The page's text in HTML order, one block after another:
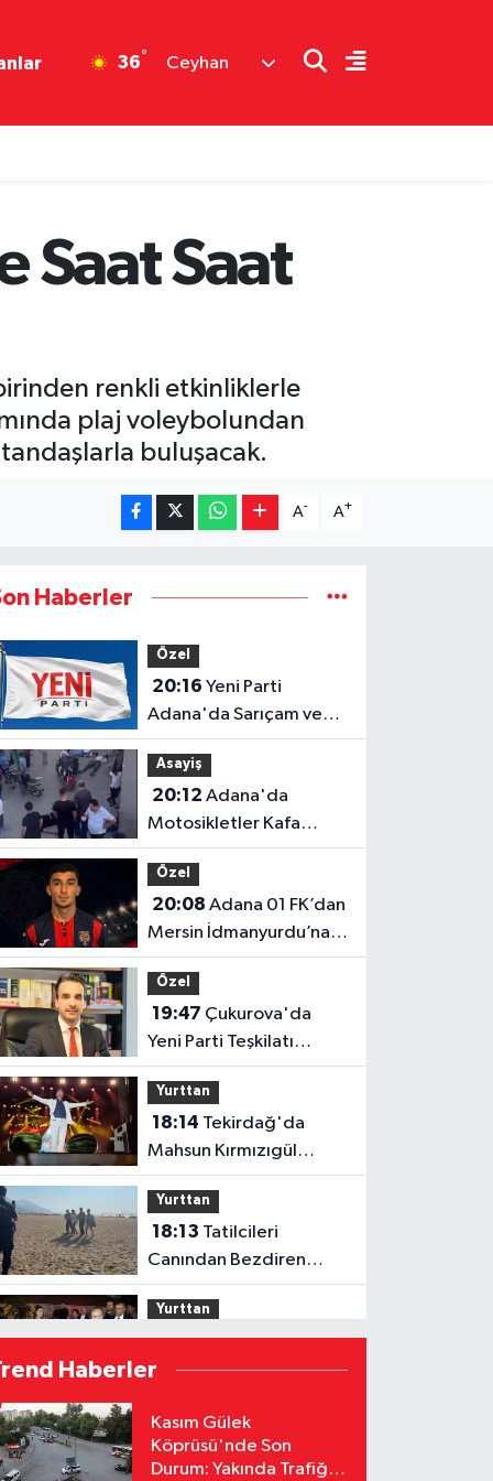
36° Ceyhan
Saat Saat
renkli etkinliklerle
plaj voleybolundan
buluşacak.
A- A+
Haberler
Özel
20:16
Adana'da Sarıçam ve
Karataş İlçe Başkanları
ve Yönetimleri Belirlendi
Asayiş
20:12
Motosikletler Kafa
Kafaya Girdi: 4 Kişi
Yaralandı
Özel
20:08
Mersin İdmanyurdu’na
Bir Transfer Daha!
Özel
19:47
Yeni Parti Teşkilatı
Özsoy'a Emanet
Yurttan
18:14
Mahsun Kırmızıgül
Rüzgarı
Yurttan
18:13
Canından Bezdiren
Hırsız Yakalandı
Yurttan
18:12Bakan Şimşek,
Gercüş'te Toplu Açılış
Yurttan
18:12Sivas'ta Buğday
Haberler
Kasım Gülek
Köprüsü'nde Son
Durum: Yakında Trafiğe